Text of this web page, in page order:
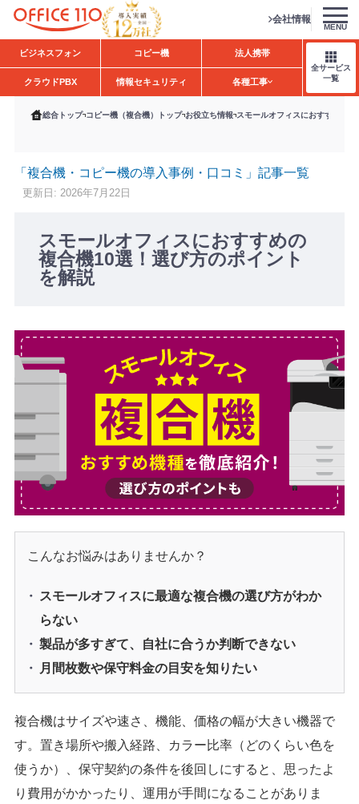
H
o
会社情報
MENU
ビジネスフォン コピー機 法人携帯
クラウドPBX 情報セキュリティ 各種工事
全サービス
一覧
総合トップ コピー機（複合機）トップ お役立ち情報 スモールオフィスにおすすめの
「複合機・コピー機の導入事例・口コミ」記事一覧
更新日: 2026年7月22日
スモールオフィスにおすすめの
複合機10選！選び方のポイント
を解説
こんなお悩みはありませんか？
スモールオフィスに最適な複合機の選び方がわか
らない
製品が多すぎて、自社に合うか判断できない
月間枚数や保守料金の目安を知りたい
複合機はサイズや速さ、機能、価格の幅が大きい機器で
す。置き場所や搬入経路、カラー比率（どのくらい色を
使うか）、保守契約の条件を後回しにすると、思ったよ
り費用がかかったり、運用が手間になることがありま